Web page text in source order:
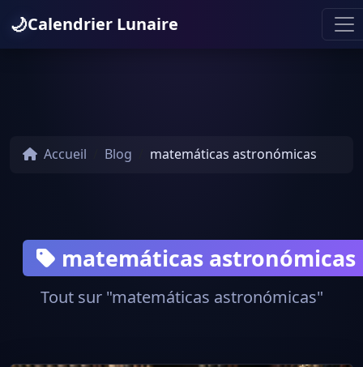
🌙Calendrier Lunaire
Accueil Blog matemáticas astronómicas
matemáticas astronómicas
Tout sur "matemáticas astronómicas"